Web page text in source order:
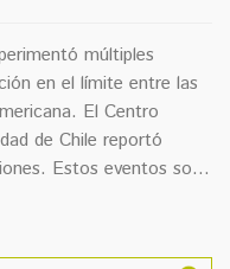
múltiples
en el límite entre las
El Centro
de Chile reportó
Estos eventos son
sísmica es una
mantenerse a salvo.